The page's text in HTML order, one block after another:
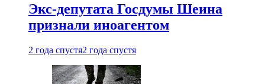
Экс-депутата Госдумы Шеина
признали иноагентом
2 года спустя2 года спустя